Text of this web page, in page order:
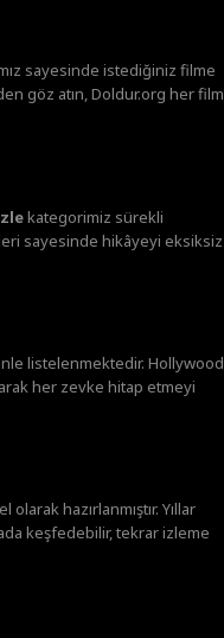
sayesinde istediğiniz filme
göz atın, Doldur.org her film
kategorimiz sürekli
sayesinde hikâyeyi eksiksiz
listelenmektedir. Hollywood
her zevke hitap etmeyi
hazırlanmıştır. Yıllar
keşfedebilir, tekrar izleme